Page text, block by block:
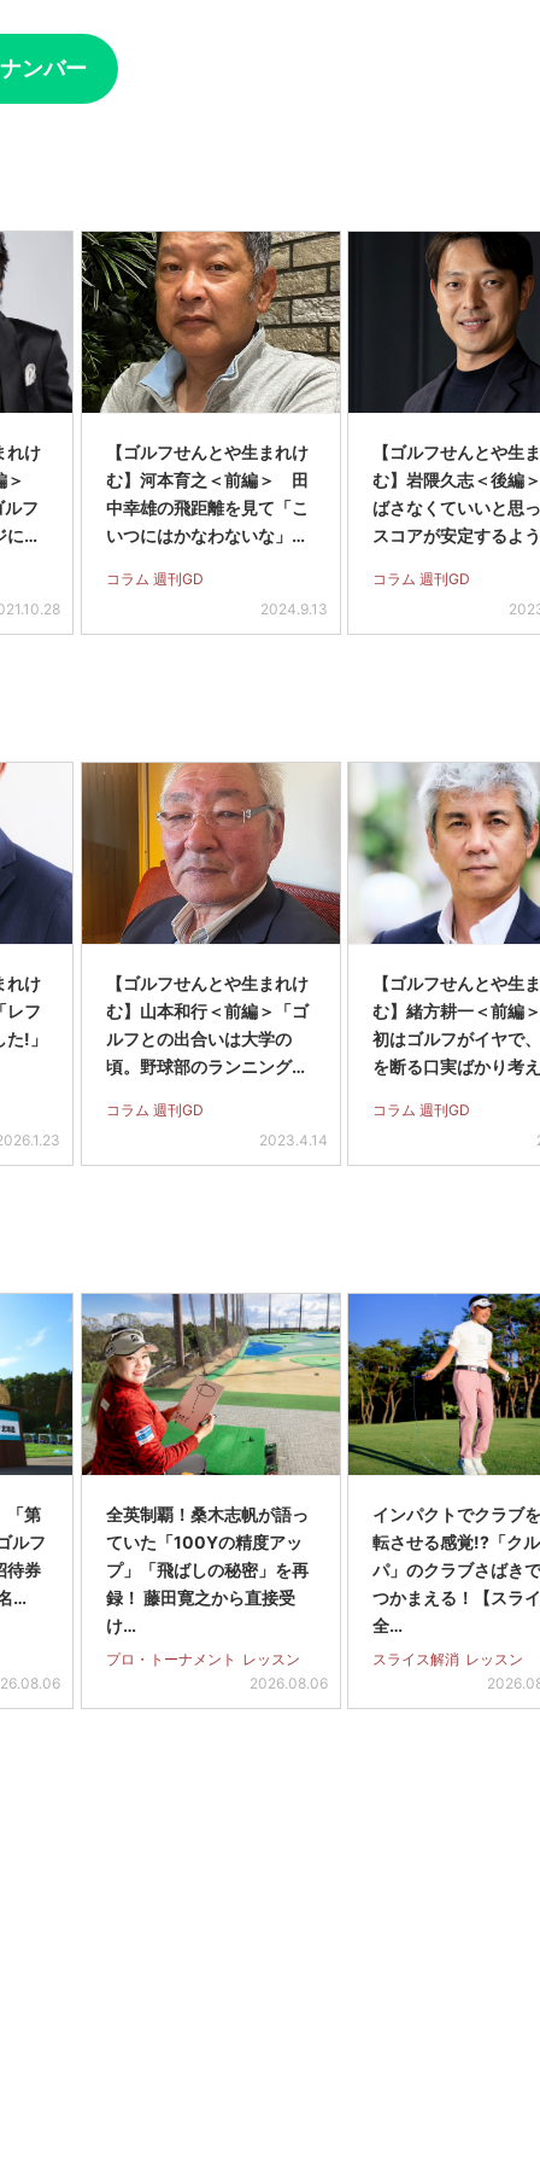
ンバー
れけ
＞
フ
に感
【ゴルフせんとや生まれけ
む】河本育之＜前編＞ 田
中幸雄の飛距離を見て「こ
いつにはかなわないな」と
コラム 週刊GD
2024.9.13
【ゴルフせんとや生
む】岩隈久志＜後編
ばさなくていいと思
スコアが安定するよ
きました」
コラム 週刊GD
れけ
レフ
!」
【ゴルフせんとや生まれけ
む】山本和行＜前編＞「ゴ
ルフとの出合いは大学の
頃。野球部のランニング中
コラム 週刊GD
2023.4.14
【ゴルフせんとや生
む】緒方耕一＜前編
初はゴルフがイヤで
を断る口実ばかり考
コラム 週刊GD
「第
ルフ
待券
…
全英制覇！桑木志帆が語っ
ていた「100Yの精度アッ
プ」「飛ばしの秘密」を再
録！ 藤田寛之から直接受
け…
プロ・トーナメント レッスン
2026.08.06
インパクトでクラブ
転させる感覚!?「ク
パ」のクラブさばき
つかまえる！【スラ
全…
スライス解消 レッスン